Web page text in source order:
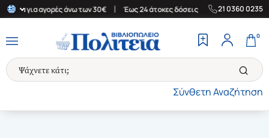
για αγορές άνω των 30€ Έως 24 άτοκες δόσεις | Δωρεάν
21 0360 0235
Σύνθετη Αναζήτηση
0